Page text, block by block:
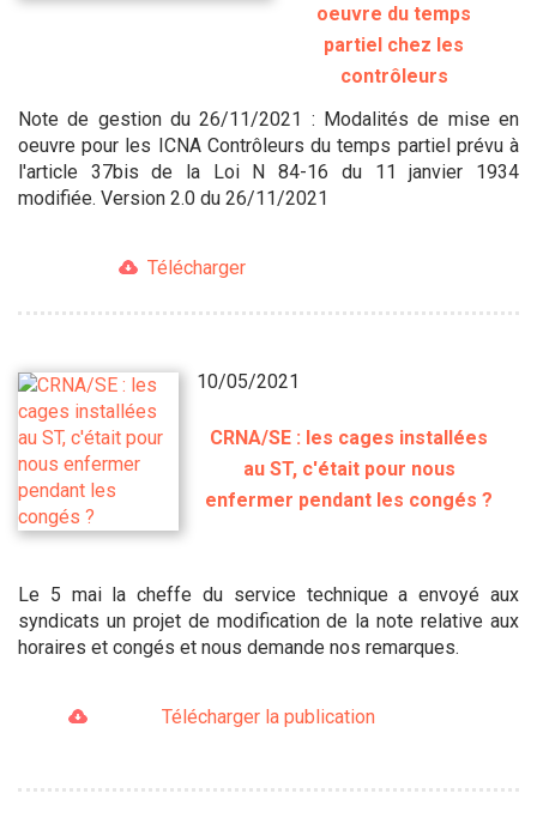
oeuvre du temps
partiel chez les
contrôleurs
Note de gestion du 26/11/2021 : Modalités de mise en
oeuvre pour les ICNA Contrôleurs du temps partiel prévu à
l'article 37bis de la Loi N 84-16 du 11 janvier 1934
modifiée. Version 2.0 du 26/11/2021
Télécharger
10/05/2021
CRNA/SE : les cages installées
au ST, c'était pour nous
enfermer pendant les congés ?
Le 5 mai la cheffe du service technique a envoyé aux
syndicats un projet de modification de la note relative aux
horaires et congés et nous demande nos remarques.
Télécharger la publication